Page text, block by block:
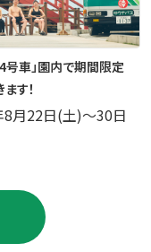
4号車」園内で期間限定
す！
8月22日(土)～30日